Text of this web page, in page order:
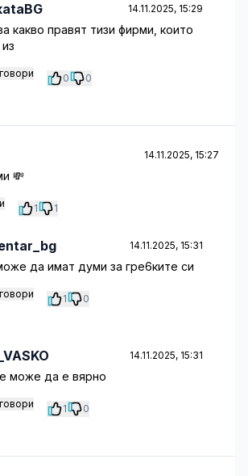
14.11.2025, 15:29
какво правят тизи фирми, които
0 0
14.11.2025, 15:27
💸
1 1
14.11.2025, 15:31
да имат думи за гре6ките си
1 0
14.11.2025, 15:31
може да е вярно
1 0